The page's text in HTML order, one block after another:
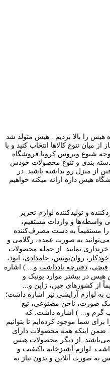
کرکره فروشگاه هیس را بالا بردیم . هیس متولد شد
میان تنوع کالاها انتخاب کنید و با
شیوع ویروس کرونا فروشگاه
بندی و تنوع محصولات خودش
از منزل رو نداشته باشید. در
هیس داره ارائه میکنه خواهیم
و تولید‌کننده لوازم تحریر
واسطه‌ها و واردات مستقیم،
را مستقیماً به دست مصرف‌کننده
به صورت عمده، رگلامی و
نمایید. از جمله محصولات
خودکار ، روان‌نویس، جامدادی، اتود ،
قیچی، دفترچه یادداشت و... ) اشاره
هیس در بیشتر موارد یونیک و
از کشور‌های چین، ژاپن و...
به لوازم آرایشی نیز اشاره داشت؛
صورت، ناخن مصنوعی، تیغ
گرم و... ) اشاره داشت. که
شما موجود کرده‌ایم تا بتوانیم
ضمن اینکه همه محصولات دارای
از دیگر محصولات هیس
لوازم آشپزخانه باکیفیت و
به صورت آنلاین و بدون نیاز به